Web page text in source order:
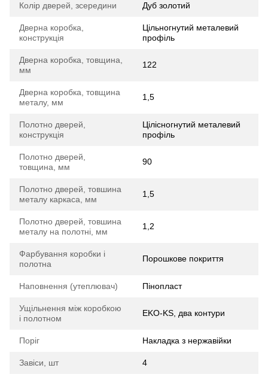
Колір дверей, зсередини Дуб золотий
Дверна коробка,
конструкція
Цільногнутий металевий
профіль
Дверна коробка, товщина,
мм
122
Дверна коробка, товщина
металу, мм
1,5
Полотно дверей,
конструкція
Цілісногнутий металевий
профіль
Полотно дверей,
товщина, мм
90
Полотно дверей, товшина
металу каркаса, мм
1,5
Полотно дверей, товшина
металу на полотні, мм
1,2
Фарбування коробки і
полотна
Порошкове покриття
Наповнення (утеплювач) Пінопласт
Ущільнення між коробкою
і полотном
EKO-KS, два контури
Поріг Накладка з нержавійки
Завіси, шт 4